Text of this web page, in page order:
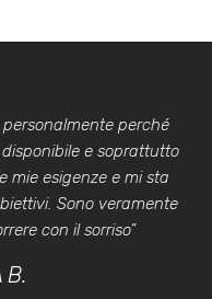
perché
e soprattutto
mie esigenze e mi sta
Sono veramente
con il sorriso”
B.